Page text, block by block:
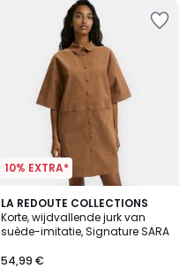
10% EXTRA*
LA REDOUTE COLLECTIONS
Korte, wijdvallende jurk van
suède-imitatie, Signature SARA
54,99 €